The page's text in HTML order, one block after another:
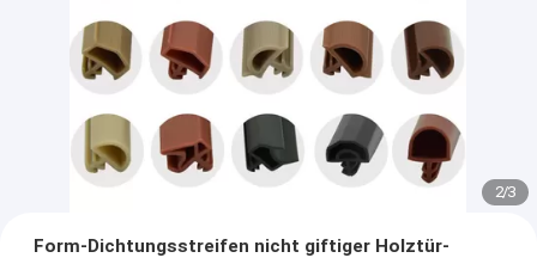
2/3
Form-Dichtungsstreifen nicht giftiger Holztür-